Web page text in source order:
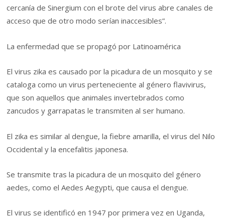
cercanía de Sinergium con el brote del virus abre canales de
acceso que de otro modo serían inaccesibles”.
La enfermedad que se propagó por Latinoamérica
El virus zika es causado por la picadura de un mosquito y se
cataloga como un virus perteneciente al género flavivirus,
que son aquellos que animales invertebrados como
zancudos y garrapatas le transmiten al ser humano.
El zika es similar al dengue, la fiebre amarilla, el virus del Nilo
Occidental y la encefalitis japonesa.
Se transmite tras la picadura de un mosquito del género
aedes, como el Aedes Aegypti, que causa el dengue.
El virus se identificó en 1947 por primera vez en Uganda,